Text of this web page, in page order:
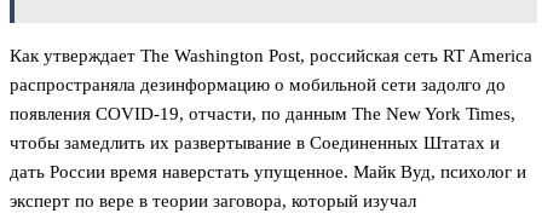
Как утверждает The Washington Post, российская сеть RT America
распространяла дезинформацию о мобильной сети задолго до
появления COVID-19, отчасти, по данным The New York Times,
чтобы замедлить их развертывание в Соединенных Штатах и
дать России время наверстать упущенное. Майк Вуд, психолог и
эксперт по вере в теории заговора, который изучал